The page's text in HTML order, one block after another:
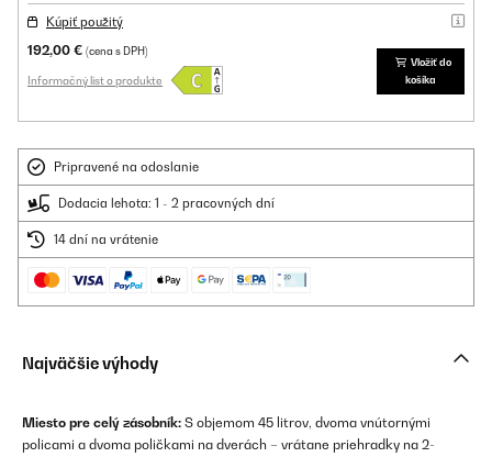
Kúpiť použitý
192,00 € (cena s DPH)
Informačný list o produkte
Vložiť do
košíka
Pripravené na odoslanie
Dodacia lehota: 1 - 2 pracovných dní
14 dní na vrátenie
Najväčšie výhody
Miesto pre celý zásobník: S objemom 45 litrov, dvoma vnútornými
policami a dvoma poličkami na dverách – vrátane priehradky na 2-